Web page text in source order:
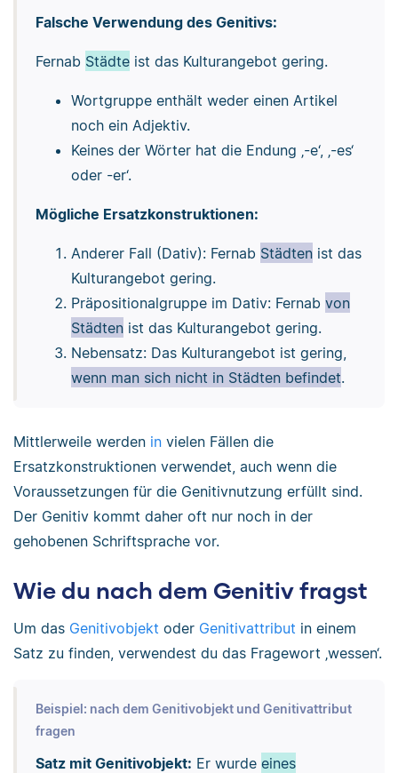
Falsche Verwendung des Genitivs:
Fernab Städteist das Kulturangebot gering.
Wortgruppe enthält weder einen Artikel
noch ein Adjektiv.
Keines der Wörter hat die Endung ‚-e‘, ‚-es‘
oder -er‘.
Mögliche Ersatzkonstruktionen:
Anderer Fall (Dativ): Fernab Städtenist das
Kulturangebot gering.
Präpositionalgruppe im Dativ: Fernab von
Städtenist das Kulturangebot gering.
Nebensatz: Das Kulturangebot ist gering,
wenn man sich nicht in Städten befindet.
Mittlerweile werden in vielen Fällen die
Ersatzkonstruktionen verwendet, auch wenn die
Voraussetzungen für die Genitivnutzung erfüllt sind.
Der Genitiv kommt daher oft nur noch in der
gehobenen Schriftsprache vor.
Wie du nach dem Genitiv fragst
Um das Genitivobjekt oder Genitivattribut in einem
Satz zu finden, verwendest du das Fragewort ‚wessen‘.
Beispiel: nach dem Genitivobjekt und Genitivattribut
fragen
Satz mit Genitivobjekt: Er wurde eines